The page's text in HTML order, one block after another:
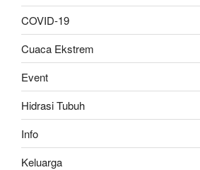
COVID-19
Cuaca Ekstrem
Event
Hidrasi Tubuh
Info
Keluarga